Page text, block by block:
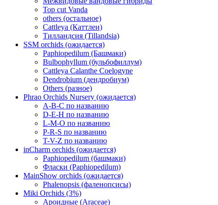
Top cut Vanda
others (остальное)
Cattleya (Каттлеи)
Тилландсия (Tillandsia)
SSM orchids (ожидается)
Paphiopedilum (Башмаки)
Bulbophyllum (бульбофиллум)
Cattleya Calanthe Coelogyne
Dendrobium (дендробиум)
Others (разное)
Phrao Orchids Nursery (ожидается)
A-B-C по названию
D-E-H по названию
L-M-O по названию
P-R-S по названию
T-V-Z по названию
inCharm orchids (ожидается)
Paphiopedilum (башмаки)
Фласки (Paphiopedilum)
MainShow orchids (ожидается)
Phalenopsis (фаленопсисы)
Miki Orchids (3%)
Ароидные (Araceae)